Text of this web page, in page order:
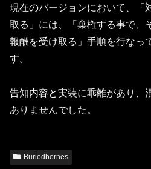
現在のバージョンにおいて、「
取る」には、「棄権する事で、
報酬を受け取る」手順を行なっ
す。
告知内容と実装に乖離があり、
ありませんでした。
Buriedbornes